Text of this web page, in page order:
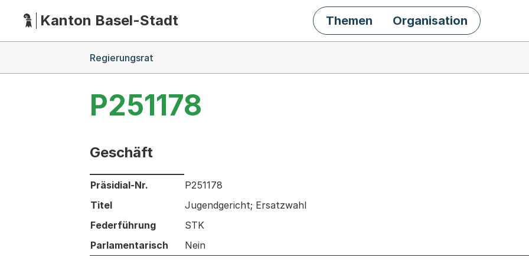
HauptnavigationKanton Basel-Stadt Themen Organisation
Regierungsrat
P251178
Geschäft
Informationen zum Ausgewählten Geschäft
Präsidial-Nr.
P251178
Titel
Jugendgericht; Ersatzwahl
Federführung
STK
Parlamentarisch
Nein